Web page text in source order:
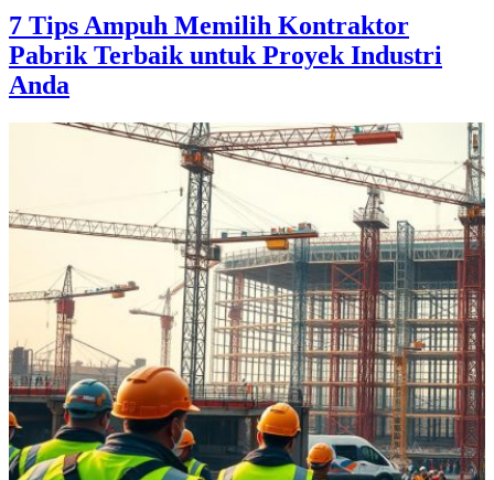
7 Tips Ampuh Memilih Kontraktor
Pabrik Terbaik untuk Proyek Industri
Anda